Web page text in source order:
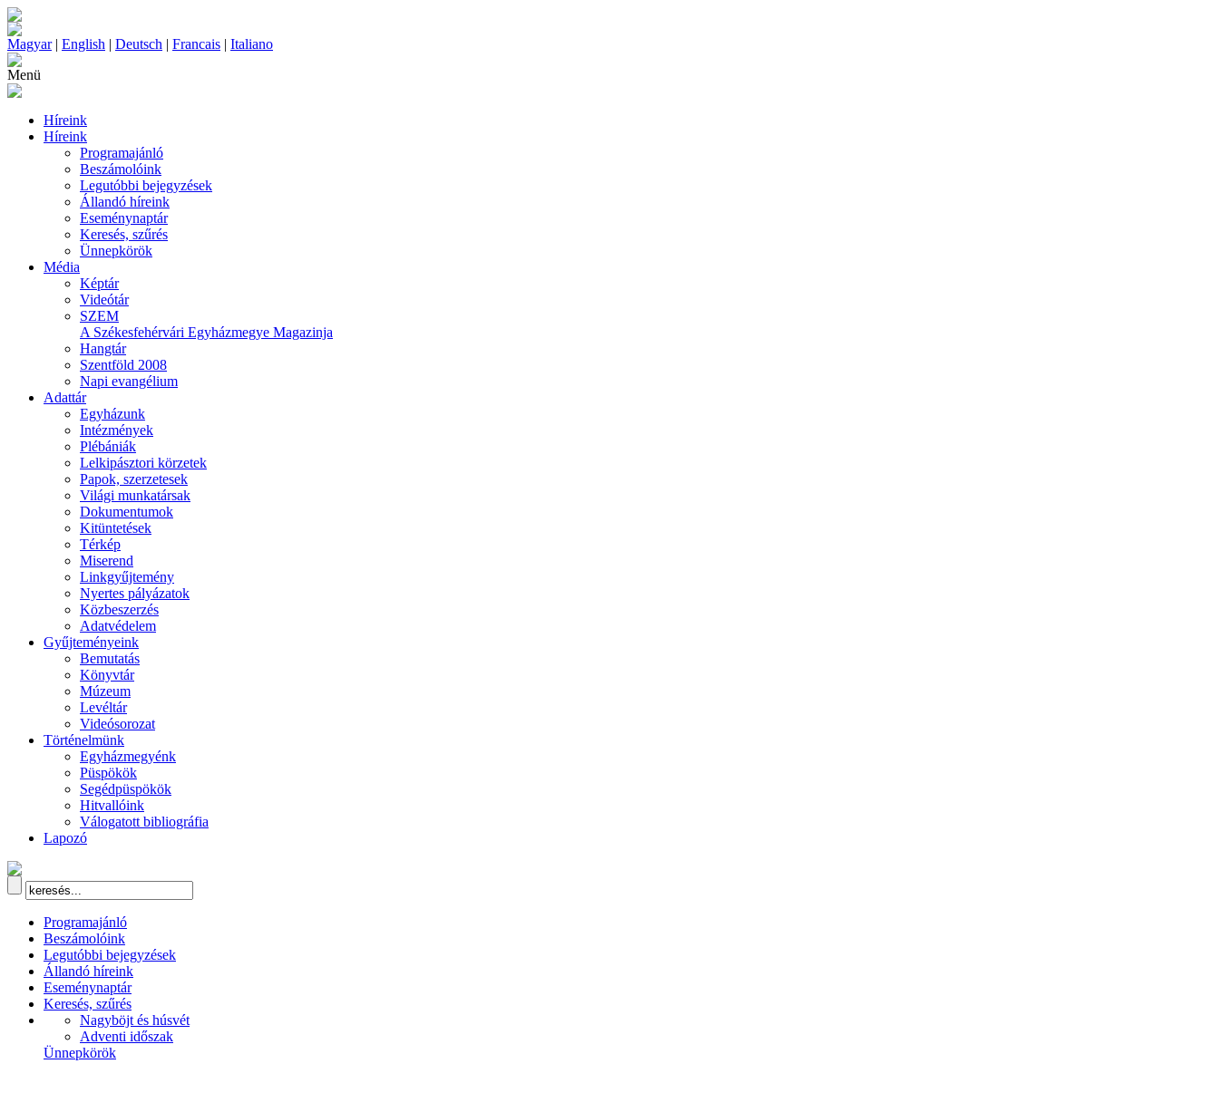
Magyar| English | Deutsch | Francais | Italiano
Menü
Híreink
Híreink
Programajánló
Beszámolóink
Legutóbbi bejegyzések
Állandó híreink
Eseménynaptár
Keresés, szűrés
Ünnepkörök
Média
Képtár
Videótár
SZEM
A Székesfehérvári Egyházmegye Magazinja
Hangtár
Szentföld 2008
Napi evangélium
Adattár
Egyházunk
Intézmények
Plébániák
Lelkipásztori körzetek
Papok, szerzetesek
Világi munkatársak
Dokumentumok
Kitüntetések
Térkép
Miserend
Linkgyűjtemény
Nyertes pályázatok
Közbeszerzés
Adatvédelem
Gyűjteményeink
Bemutatás
Könyvtár
Múzeum
Levéltár
Videósorozat
Történelmünk
Egyházmegyénk
Püspökök
Segédpüspökök
Hitvallóink
Válogatott bibliográfia
Lapozó
Programajánló
Beszámolóink
Legutóbbi bejegyzések
Állandó híreink
Eseménynaptár
Keresés, szűrés
Nagyböjt és húsvét
Adventi időszak
Ünnepkörök